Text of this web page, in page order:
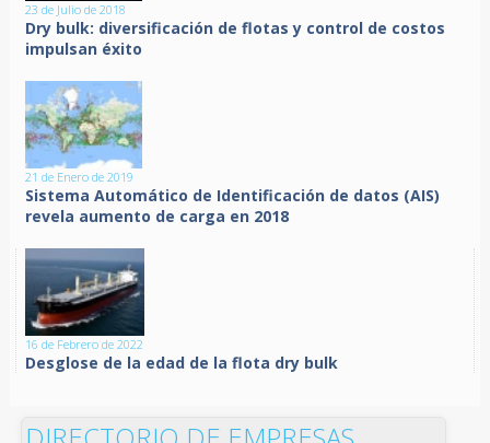
23 de Julio de 2018
Dry bulk: diversificación de flotas y control de costos
impulsan éxito
21 de Enero de 2019
Sistema Automático de Identificación de datos (AIS)
revela aumento de carga en 2018
16 de Febrero de 2022
Desglose de la edad de la flota dry bulk